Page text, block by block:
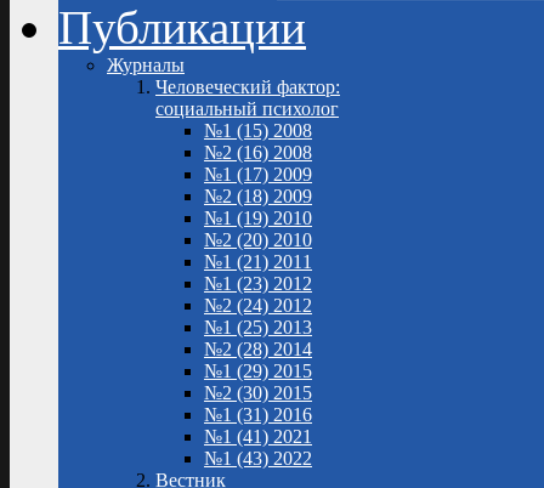
Публикации
Журналы
Человеческий фактор:
социальный психолог
№1 (15) 2008
№2 (16) 2008
№1 (17) 2009
№2 (18) 2009
№1 (19) 2010
№2 (20) 2010
№1 (21) 2011
№1 (23) 2012
№2 (24) 2012
№1 (25) 2013
№2 (28) 2014
№1 (29) 2015
№2 (30) 2015
№1 (31) 2016
№1 (41) 2021
№1 (43) 2022
Вестник